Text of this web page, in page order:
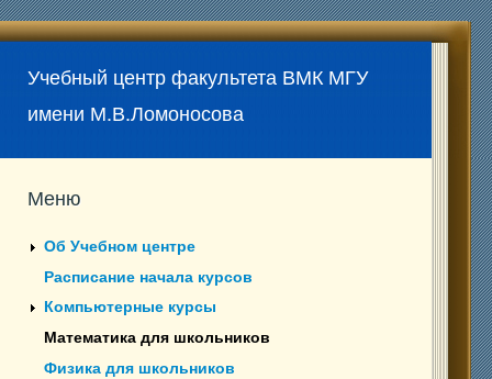
Учебный центр факультета ВМК МГУ
имени М.В.Ломоносова
Меню
Об Учебном центре
Расписание начала курсов
Компьютерные курсы
Математика для школьников
Физика для школьников